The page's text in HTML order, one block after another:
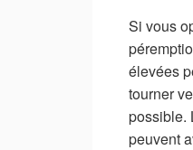
Si vous
élevées
tourner
possible.
peuvent